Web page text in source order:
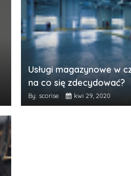
Usługi magazynowe w
na co się zdecydować?
By: scorise kwi 29, 2020